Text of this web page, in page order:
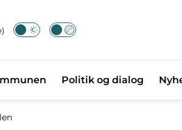
Politik og dialog